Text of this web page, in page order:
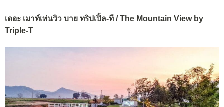
เดอะ เมาท์เท่นวิว บาย ทริปเปิ้ล-ที / The Mountain View by
Triple-T